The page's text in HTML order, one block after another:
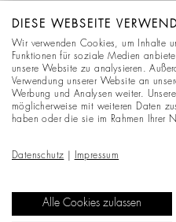
DIESE WEBSEITE
Wir verwenden Cookies, um Inhalte
Funktionen für soziale Medien
unsere Website zu analysieren.
Verwendung unserer Website an
Werbung und Analysen weiter.
möglicherweise mit weiteren Daten
haben oder die sie im Rahmen Ihrer
Datenschutz Impressum
Alle Cookies zulassen